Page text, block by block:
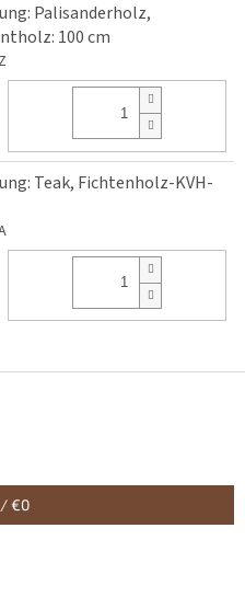
Palisanderholz,
100 cm
Teak, Fichtenholz-KVH-
/€0